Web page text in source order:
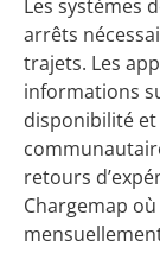
Les systèmes
arrêts
trajets. Les
informations
disponibilité
retours
Chargemap